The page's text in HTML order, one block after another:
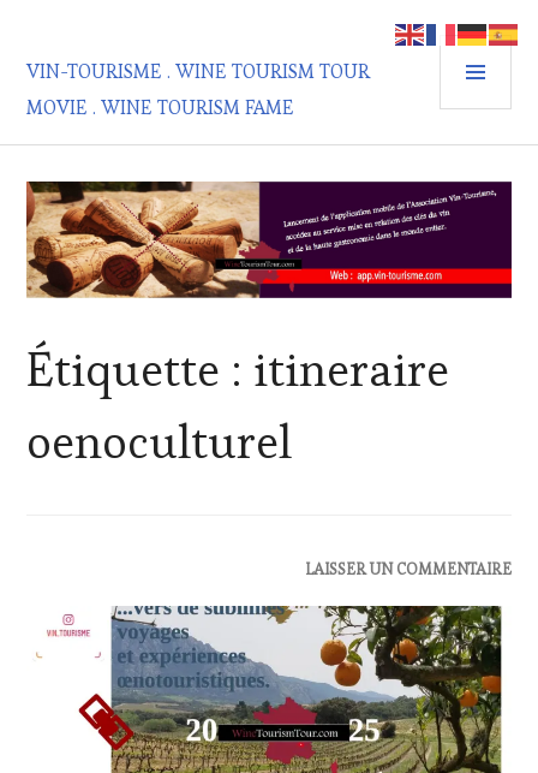
contenu
principal
VIN-TOURISME . WINE TOURISM TOUR
MOVIE . WINE TOURISM FAME
Étiquette : itineraire
oenoculturel
HORS
ZONE
DE
CONFORT
LAISSER UN COMMENTAIRE